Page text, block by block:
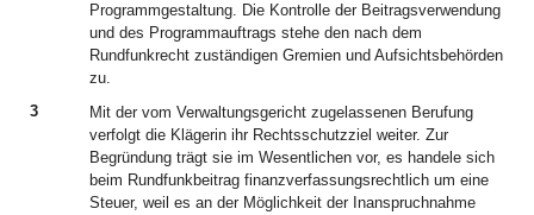
Programmgestaltung. Die Kontrolle der Beitragsverwendung
und des Programmauftrags stehe den nach dem
Rundfunkrecht zuständigen Gremien und Aufsichtsbehörden
zu.
3
Mit der vom Verwaltungsgericht zugelassenen Berufung
verfolgt die Klägerin ihr Rechtsschutzziel weiter. Zur
Begründung trägt sie im Wesentlichen vor, es handele sich
beim Rundfunkbeitrag finanzverfassungsrechtlich um eine
Steuer, weil es an der Möglichkeit der Inanspruchnahme